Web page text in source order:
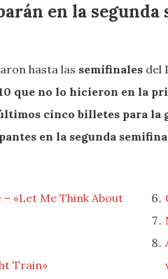
en la
hasta las semifinales del
que no lo hicieron en la
cinco billetes para la
en la segunda
– «Let Me Think About
Train»